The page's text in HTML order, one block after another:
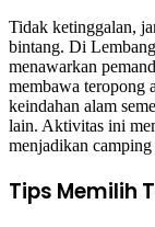
Tidak ketinggalan,
bintang. Di
menawarkan
membawa teropong
keindahan alam
lain. Aktivitas ini
menjadikan
Tips Memilih